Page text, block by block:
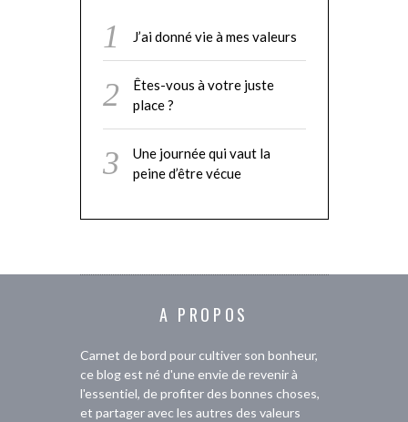
J’ai donné vie à mes valeurs
Êtes-vous à votre juste
place ?
Une journée qui vaut la
peine d’être vécue
A PROPOS
Carnet de bord pour cultiver son bonheur,
ce blog est né d'une envie de revenir à
l'essentiel, de profiter des bonnes choses,
et partager avec les autres des valeurs